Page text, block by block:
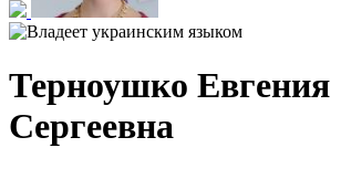
Терноушко Евгения
Сергеевна